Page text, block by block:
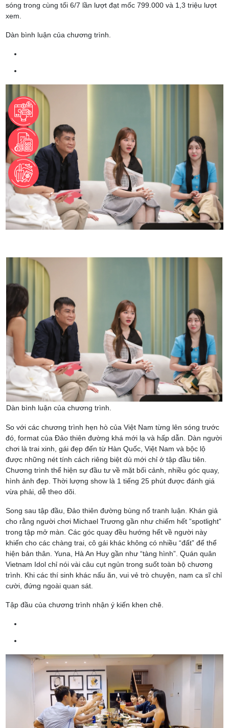
sóng trong cùng tối 6/7 lần lượt đạt mốc 799.000 và 1,3 triệu lượt
xem.
Dàn bình luận của chương trình.
Dàn bình luận của chương trình.
So với các chương trình hẹn hò của Việt Nam từng lên sóng trước
đó, format của Đảo thiên đường khá mới lạ và hấp dẫn. Dàn người
chơi là trai xinh, gái đẹp đến từ Hàn Quốc, Việt Nam và bộc lộ
được những nét tính cách riêng biệt dù mới chỉ ở tập đầu tiên.
Chương trình thể hiện sự đầu tư về mặt bối cảnh, nhiều góc quay,
hình ảnh đẹp. Thời lượng show là 1 tiếng 25 phút được đánh giá
vừa phải, dễ theo dõi.
Song sau tập đầu, Đảo thiên đường bùng nổ tranh luận. Khán giả
cho rằng người chơi Michael Trương gần như chiếm hết ”spotlight”
trong tập mở màn. Các góc quay đều hướng hết về người này
khiến cho các chàng trai, cô gái khác không có nhiều “đất” để thể
hiện bản thân. Yuna, Hà An Huy gần như “tàng hình”. Quán quân
Vietnam Idol chỉ nói vài câu cụt ngủn trong suốt toàn bộ chương
trình. Khi các thí sinh khác nấu ăn, vui vẻ trò chuyện, nam ca sĩ chỉ
cười, đứng ngoài quan sát.
Tập đầu của chương trình nhận ý kiến khen chê.